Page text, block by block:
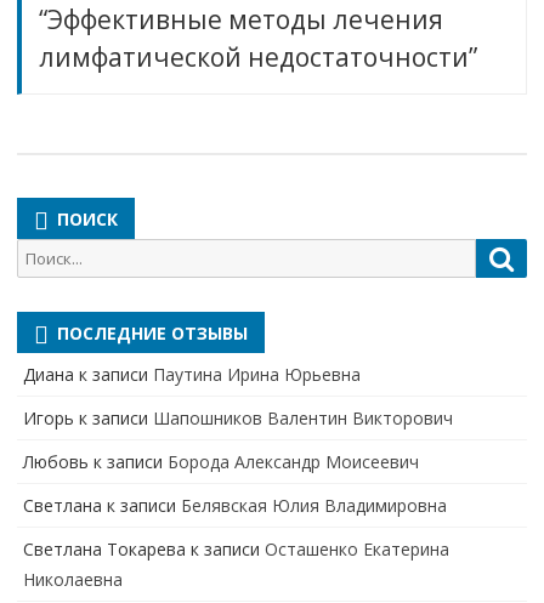
“Эффективные методы лечения
лимфатической недостаточности”
ПОИСК
Поиск
для:
ПОСЛЕДНИЕ ОТЗЫВЫ
Диана к записи Паутина Ирина Юрьевна
Игорь к записи Шапошников Валентин Викторович
Любовь к записи Борода Александр Моисеевич
Светлана к записи Белявская Юлия Владимировна
Cветлана Токарева к записи Осташенко Екатерина
Николаевна